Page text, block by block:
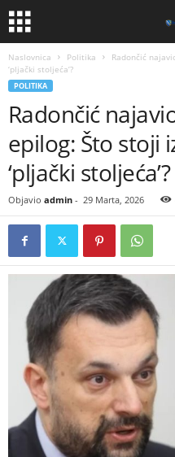
Naslovnica Politika
Radončić
‘pljački stoljeća’?
POLITIKA
Radončić
epilog: Što stoji
‘pljački stoljeća’?
Objavio admin - 29 Marta, 2026